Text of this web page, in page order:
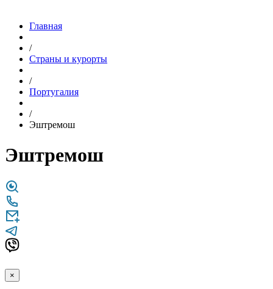
Главная
/
Страны и курорты
/
Португалия
/
Эштремош
Эштремош
×